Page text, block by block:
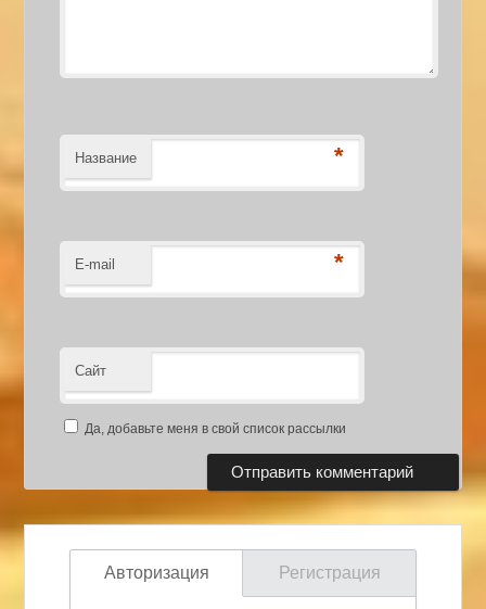
Название *
E-mail *
Сайт
Да, добавьте меня в свой список рассылки
Авторизация Регистрация